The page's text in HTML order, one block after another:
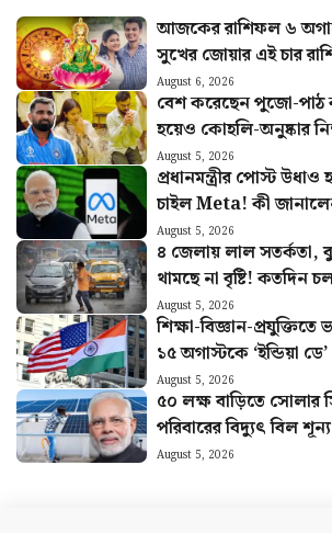
আজকের রাশিফল ৬
সুখের জোয়ার এই চার
August 6, 2026
বেশ করেছেন পুজো-পাঠ
হয়েও কোহলি-অনুষ্কার
মহম্মদ সামির
August 5, 2026
প্রধানমন্ত্রীর পোস্ট
চাইল Meta! কী
গ্লোবাল অ্যাফেয়ার্স
August 5, 2026
৪ জেলায় লাল সতর্কতা,
থামছে না বৃষ্টি! কতদিন
August 5, 2026
শিক্ষা-বিজ্ঞান-
১৫ অগাস্টকে ‘ইন্ডিয়া
অঙ্গরাজ্যের
August 5, 2026
৫০ লক্ষ বাড়িতে সোলার
পরিবারের বিদ্যুৎ বিল
প্রকল্পের বিরাট সাফল্য
August 5, 2026